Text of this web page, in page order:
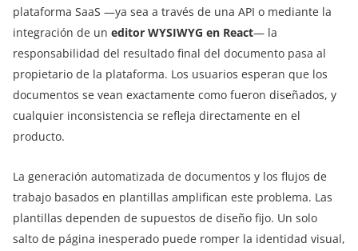
plataforma SaaS —ya sea a través de una API o mediante la
integración de un editor WYSIWYG en React— la
responsabilidad del resultado final del documento pasa al
propietario de la plataforma. Los usuarios esperan que los
documentos se vean exactamente como fueron diseñados, y
cualquier inconsistencia se refleja directamente en el
producto.
La generación automatizada de documentos y los flujos de
trabajo basados en plantillas amplifican este problema. Las
plantillas dependen de supuestos de diseño fijo. Un solo
salto de página inesperado puede romper la identidad visual,